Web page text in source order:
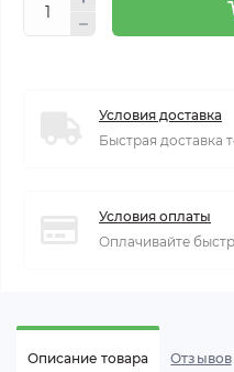
Условия доставка
Быстрая доставка
Условия оплаты
Оплачивайте
Описание товара Отзывов